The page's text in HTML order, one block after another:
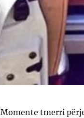
Momente tmerri